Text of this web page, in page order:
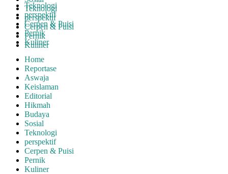
Teknologi
perspektif
Cerpen & Puisi
Pernik
Kuliner
Home
Reportase
Aswaja
Keislaman
Editorial
Hikmah
Budaya
Sosial
Teknologi
perspektif
Cerpen & Puisi
Pernik
Kuliner
Teknologi
perspektif
Cerpen & Puisi
Pernik
Kuliner